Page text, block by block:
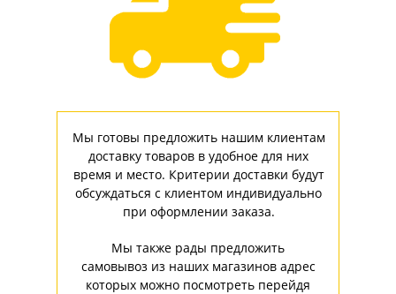
Мы готовы предложить нашим клиентам
доставку товаров в удобное для них
время и место. Критерии доставки будут
обсуждаться с клиентом индивидуально
при оформлении заказа.
Мы также рады предложить
самовывоз из наших магазинов адрес
которых можно посмотреть перейдя